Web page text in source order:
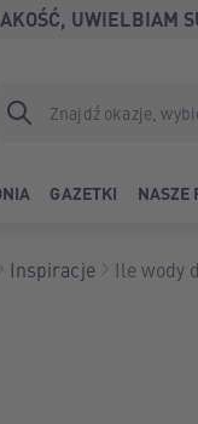
UWIELBIAM
GAZETKI NASZE
Inspiracje Ile wody